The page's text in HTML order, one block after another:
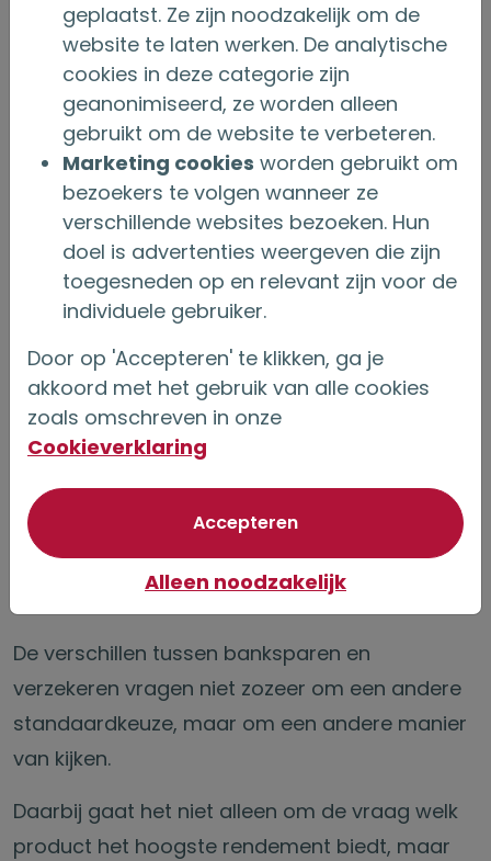
mogelijkheden wel of niet van toepassing zijn
bij bancaire en verzekeringslijfrentes:
Bancair
Verzekeren
Oud regime Lijfrente
x
v
Tijdelijke
oudedagslijfrente
v v
Levenslange
oudedagslijfrente
Overbruggingslijfrentex
v
Saldo naar
nabestaanden
Herwaardering van het adviesproces
De verschillen tussen banksparen en
verzekeren vragen niet zozeer om een andere
standaardkeuze, maar om een andere manier
van kijken.
Daarbij gaat het niet alleen om de vraag welk
product het hoogste rendement biedt, maar
geplaatst. Ze zijn noodzakelijk om de
website te laten werken. De analytische
cookies in deze categorie zijn
geanonimiseerd, ze worden alleen
gebruikt om de website te verbeteren.
Marketing cookies worden gebruikt om
bezoekers te volgen wanneer ze
verschillende websites bezoeken. Hun
doel is advertenties weergeven die zijn
toegesneden op en relevant zijn voor de
individuele gebruiker.
Door op 'Accepteren' te klikken, ga je
akkoord met het gebruik van alle cookies
zoals omschreven in onze
Cookieverklaring
Accepterenvan optionele
Alleen noodzakelijk